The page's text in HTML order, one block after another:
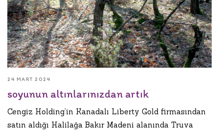
24 MART 2024
soyunun altınlarınızdan artık
Cengiz Holding’in Kanadalı Liberty Gold firmasından
satın aldığı Halilağa Bakır Madeni alanında Truva